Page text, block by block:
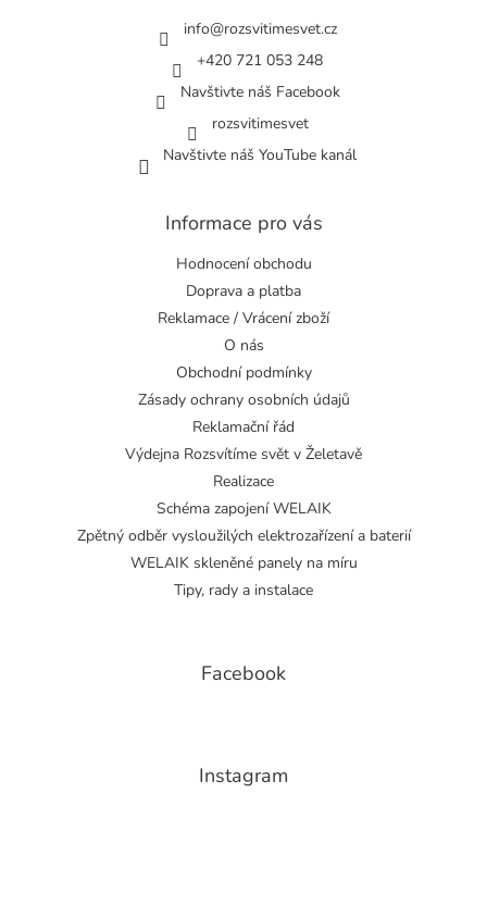
info@rozsvitimesvet.cz
+420 721 053 248
Navštivte náš Facebook
rozsvitimesvet
Navštivte náš YouTube kanál
Informace pro vás
Hodnocení obchodu
Doprava a platba
Reklamace / Vrácení zboží
O nás
Obchodní podmínky
Zásady ochrany osobních údajů
Reklamační řád
Výdejna Rozsvítíme svět v Želetavě
Realizace
Schéma zapojení WELAIK
Zpětný odběr vysloužilých elektrozařízení a baterií
WELAIK skleněné panely na míru
Tipy, rady a instalace
Facebook
Instagram